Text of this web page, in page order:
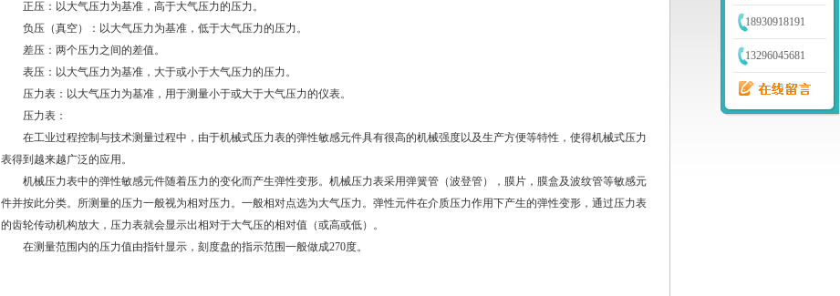
正压：以大气压力为基准，高于大气压力的压力。
负压（真空）：以大气压力为基准，低于大气压力的压力。
差压：两个压力之间的差值。
表压：以大气压力为基准，大于或小于大气压力的压力。
压力表：以大气压力为基准，用于测量小于或大于大气压力的仪表。
压力表：
在工业过程控制与技术测量过程中，由于机械式压力表的弹性敏感元件具有很高的机械强度以及生产方便等特性，使得机械式压力
表得到越来越广泛的应用。
机械压力表中的弹性敏感元件随着压力的变化而产生弹性变形。机械压力表采用弹簧管（波登管），膜片，膜盒及波纹管等敏感元
件并按此分类。所测量的压力一般视为相对压力。一般相对点选为大气压力。弹性元件在介质压力作用下产生的弹性变形，通过压力表
的齿轮传动机构放大，压力表就会显示出相对于大气压的相对值（或高或低）。
在测量范围内的压力值由指针显示，刻度盘的指示范围一般做成270度。
18930918191
13296045681